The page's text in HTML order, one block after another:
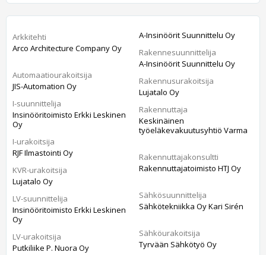
Arkkitehti
Arco Architecture Company Oy
Automaatiourakoitsija
JIS-Automation Oy
I-suunnittelija
Insinööritoimisto Erkki Leskinen
Oy
I-urakoitsija
RJF Ilmastointi Oy
KVR-urakoitsija
Lujatalo Oy
LV-suunnittelija
Insinööritoimisto Erkki Leskinen
Oy
LV-urakoitsija
Putkiliike P. Nuora Oy
A-Insinöörit Suunnittelu Oy
Rakennesuunnittelija
A-Insinöörit Suunnittelu Oy
Rakennusurakoitsija
Lujatalo Oy
Rakennuttaja
Keskinäinen
työeläkevakuutusyhtiö Varma
Rakennuttajakonsultti
Rakennuttajatoimisto HTJ Oy
Sähkösuunnittelija
Sähkötekniikka Oy Kari Sirén
Sähköurakoitsija
Tyrvään Sähkötyö Oy